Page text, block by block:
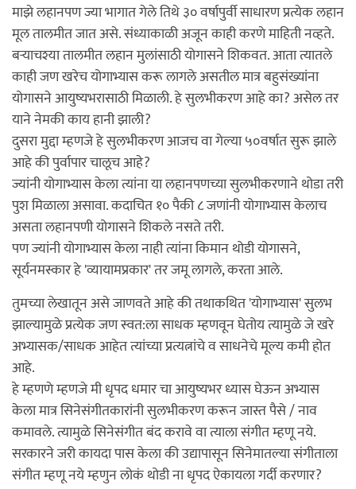
माझे लहानपण ज्या भागात गेले तिथे ३० वर्षापुर्वी साधारण प्रत्येक लहान
मूल तालमीत जात असे. संध्याकाळी अजून काही करणे माहिती नव्हते.
बर्‍याचश्या तालमीत लहान मुलांसाठी योगासने शिकवत. आता त्यातले
काही जण खरेच योगाभ्यास करू लागले असतील मात्र बहुसंख्यांना
योगासने आयुष्यभरासाठी मिळाली. हे सुलभीकरण आहे का? असेल तर
याने नेमकी काय हानी झाली?
दुसरा मुद्दा म्हणजे हे सुलभीकरण आजच वा गेल्या ५०वर्षात सुरू झाले
आहे की पुर्वापार चालूच आहे?
ज्यांनी योगाभ्यास केला त्यांना या लहानपणच्या सुलभीकरणाने थोडा तरी
पुश मिळाला असावा. कदाचित १० पैकी ८ जणांनी योगाभ्यास केलाच
असता लहानपणी योगासने शिकले नसते तरी.
पण ज्यांनी योगाभ्यास केला नाही त्यांना किमान थोडी योगासने,
सूर्यनमस्कार हे 'व्यायामप्रकार' तर जमू लागले, करता आले.
तुमच्या लेखातून असे जाणवते आहे की तथाकथित 'योगाभ्यास' सुलभ
झाल्यामुळे प्रत्येक जण स्वत:ला साधक म्हणवून घेतोय त्यामुळे जे खरे
अभ्यासक/साधक आहेत त्यांच्या प्रत्यत्नांचे व साधनेचे मूल्य कमी होत
आहे.
हे म्हणणे म्हणजे मी धृपद धमार चा आयुष्यभर ध्यास घेऊन अभ्यास
केला मात्र सिनेसंगीतकारांनी सुलभीकरण करून जास्त पैसे / नाव
कमावले. त्यामुळे सिनेसंगीत बंद करावे वा त्याला संगीत म्हणू नये.
सरकारने जरी कायदा पास केला की उद्यापासून सिनेमातल्या संगीताला
संगीत म्हणू नये म्हणुन लोकं थोडी ना धृपद ऐकायला गर्दी करणार?